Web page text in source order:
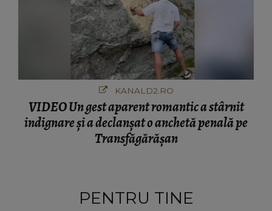
KANALD2.RO
VIDEO Un gest aparent romantic a stârnit
indignare și a declanșat o anchetă penală pe
Transfăgărășan
PENTRU TINE